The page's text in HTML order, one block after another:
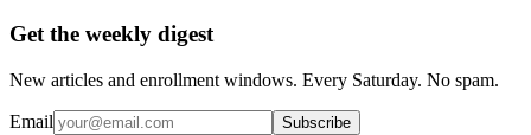
Get the weekly digest
New articles and enrollment windows. Every Saturday. No spam.
Email Subscribe